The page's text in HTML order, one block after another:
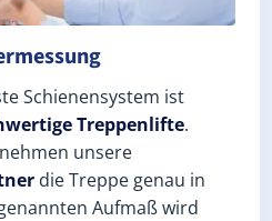
Schienensystem ist
Treppenlifte.
unsere
die Treppe genau in
Aufmaß wird